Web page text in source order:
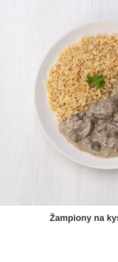
Žampiony na